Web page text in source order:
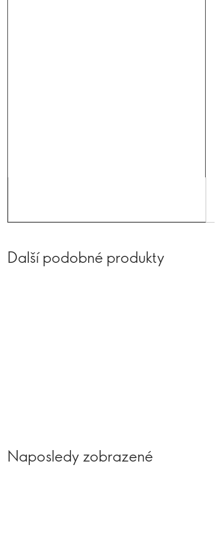
Další podobné produkty
Naposledy zobrazené